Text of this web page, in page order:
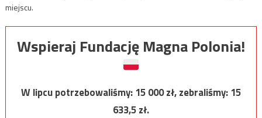
miejscu.
Wspieraj Fundację Magna Polonia!
W lipcu potrzebowaliśmy:15 000zł, zebraliśmy:15
633,5zł.